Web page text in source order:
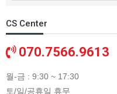
CS Center
070.7566.9613
월-금 : 9:30 ~ 17:30
토/일/공휴일 휴무